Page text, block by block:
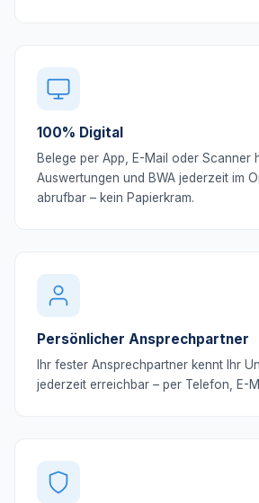
100% Digital
Belege per App, E-Mail oder Scanner
Auswertungen und BWA jederzeit im
abrufbar – kein Papierkram.
Persönlicher Ansprechpartner
Ihr fester Ansprechpartner kennt Ihr
jederzeit erreichbar – per Telefon, E-